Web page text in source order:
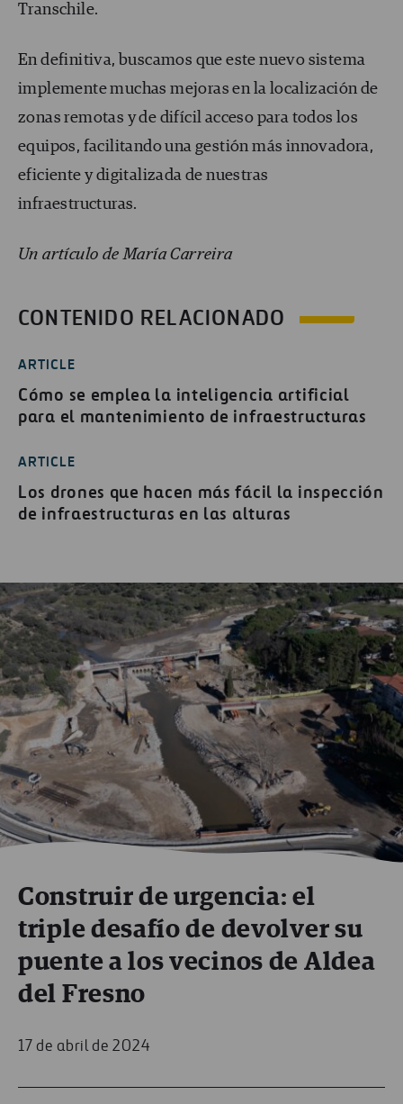
Transchile.
En definitiva, buscamos que este nuevo sistema
implemente muchas mejoras en la localización de
zonas remotas y de difícil acceso para todos los
equipos, facilitando una gestión más innovadora,
eficiente y digitalizada de nuestras
infraestructuras.
Un artículo de María Carreira
CONTENIDO RELACIONADO
ARTICLE
Cómo se emplea la inteligencia artificial
para el mantenimiento de infraestructuras
ARTICLE
Los drones que hacen más fácil la inspección
de infraestructuras en las alturas
Construir de urgencia: el
triple desafío de devolver su
puente a los vecinos de Aldea
del Fresno
17 de abril de 2024